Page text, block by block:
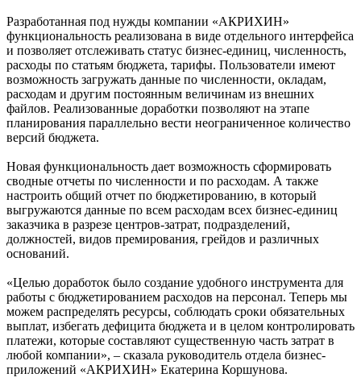
Разработанная под нужды компании «АКРИХИН»
функциональность реализована в виде отдельного интерфейса
и позволяет отслеживать статус бизнес-единиц, численность,
расходы по статьям бюджета, тарифы. Пользователи имеют
возможность загружать данные по численности, окладам,
расходам и другим постоянным величинам из внешних
файлов. Реализованные доработки позволяют на этапе
планирования параллельно вести неограниченное количество
версий бюджета.
Новая функциональность дает возможность сформировать
сводные отчеты по численности и по расходам. А также
настроить общий отчет по бюджетированию, в который
выгружаются данные по всем расходам всех бизнес-единиц
заказчика в разрезе центров-затрат, подразделений,
должностей, видов премирования, грейдов и различных
оснований.
«Целью доработок было создание удобного инструмента для
работы с бюджетированием расходов на персонал. Теперь мы
можем распределять ресурсы, соблюдать сроки обязательных
выплат, избегать дефицита бюджета и в целом контролировать
платежи, которые составляют существенную часть затрат в
любой компании», – сказала руководитель отдела бизнес-
приложений «АКРИХИН» Екатерина Коршунова.